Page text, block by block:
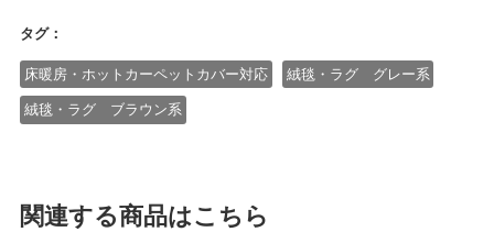
タグ：
床暖房・ホットカーペットカバー対応 絨毯・ラグ グレー系
絨毯・ラグ ブラウン系
関連する商品はこちら